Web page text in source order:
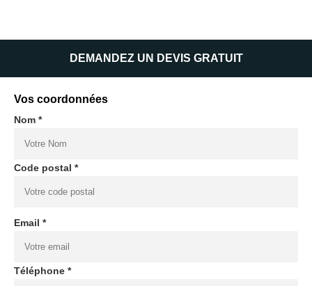
DEMANDEZ UN DEVIS GRATUIT
Vos coordonnées
Nom *
Code postal *
Email *
Téléphone *